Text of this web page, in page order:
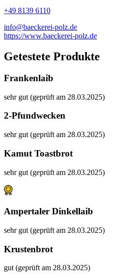
+49 8139 6110
info@baeckerei-polz.de
https://www.baeckerei-polz.de
Getestete Produkte
Frankenlaib
sehr gut (geprüft am 28.03.2025)
2-Pfundwecken
sehr gut (geprüft am 28.03.2025)
Kamut Toastbrot
sehr gut (geprüft am 28.03.2025)
Ampertaler Dinkellaib
sehr gut (geprüft am 28.03.2025)
Krustenbrot
gut (geprüft am 28.03.2025)